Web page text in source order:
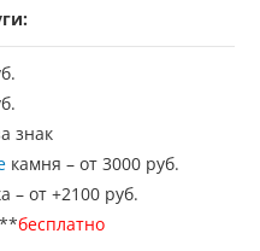
знак
камня – от 3000 руб.
– от +2100 руб.
бесплатно